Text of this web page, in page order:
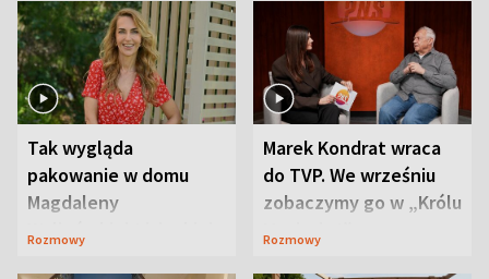
Tak wygląda
pakowanie w domu
Magdaleny
Waligórskiej-Lisieckiej.
Rozmowy
Marek Kondrat wraca
do TVP. We wrześniu
zobaczymy go w „Królu
Maciusiu I”
Rozmowy